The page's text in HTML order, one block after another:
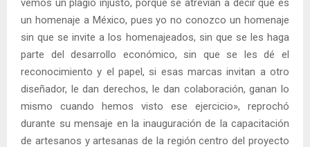
un homenaje a México, pues yo no conozco un homenaje
sin que se invite a los homenajeados, sin que se les haga
parte del desarrollo económico, sin que se les dé el
reconocimiento y el papel, si esas marcas invitan a otro
diseñador, le dan derechos, le dan colaboración, ganan lo
mismo cuando hemos visto ese ejercicio», reprochó
durante su mensaje en la inauguración de la capacitación
de artesanos y artesanas de la región centro del proyecto